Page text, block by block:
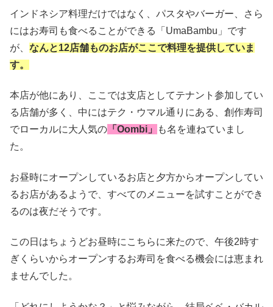
インドネシア料理だけではなく、パスタやバーガー、さら
にはお寿司も食べることができる「UmaBambu」です
が、 なんと12店舗ものお店がここで料理を提供していま
す。
本店が他にあり、ここでは支店としてテナント参加してい
る店舗が多く、中にはテク・ウマル通りにある、創作寿司
でローカルに大人気の 「Oombi」
も名を連ねていまし
た。
お昼時にオープンしているお店と夕方からオープンしてい
るお店があるようで、すべてのメニューを試すことができ
るのは夜だそうです。
この日はちょうどお昼時にこちらに来たので、午後2時す
ぎくらいからオープンするお寿司を食べる機会には恵まれ
ませんでした。